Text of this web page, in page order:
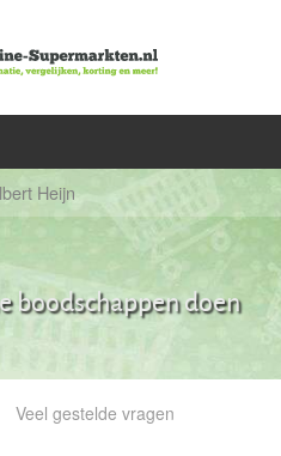
Heijn
boodschappen doen
Veel gestelde vragen